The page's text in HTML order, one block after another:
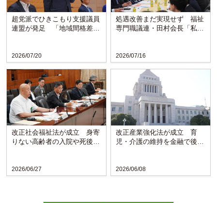
2026/07/20
超党派でひきこもり支援議員
連盟が発足 「地域間格差な
2026/07/16
処遇改善まだ実現せず 福祉
専門職議連・田村会長「私た
2026/06/27
改正社会福祉法が成立 身寄
りない高齢者の入院や死後事
2026/06/08
改正産業強化法が成立 育
児・介護の維持を金融で後押